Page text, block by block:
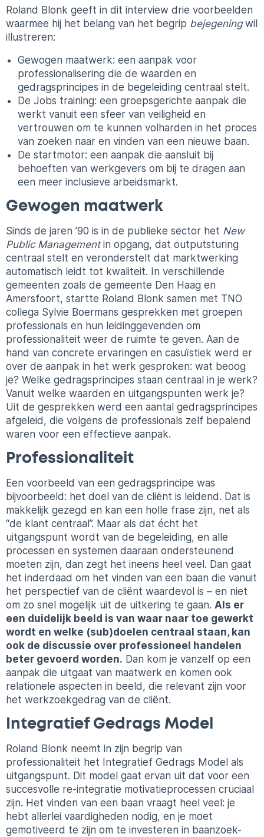
Roland Blonk geeft in dit interview drie voorbeelden
waarmee hij het belang van het begrip bejegeningwil
illustreren:
Gewogen maatwerk: een aanpak voor
professionalisering die de waarden en
gedragsprincipes in de begeleiding centraal stelt.
De Jobs training: een groepsgerichte aanpak die
werkt vanuit een sfeer van veiligheid en
vertrouwen om te kunnen volharden in het proces
van zoeken naar en vinden van een nieuwe baan.
De startmotor: een aanpak die aansluit bij
behoeften van werkgevers om bij te dragen aan
een meer inclusieve arbeidsmarkt.
Gewogen maatwerk
Sinds de jaren ’90 is in de publieke sector het New
Public Managementin opgang, dat outputsturing
centraal stelt en veronderstelt dat marktwerking
automatisch leidt tot kwaliteit. In verschillende
gemeenten zoals de gemeente Den Haag en
Amersfoort, startte Roland Blonk samen met TNO
collega Sylvie Boermans gesprekken met groepen
professionals en hun leidinggevenden om
professionaliteit weer de ruimte te geven. Aan de
hand van concrete ervaringen en casuïstiek werd er
over de aanpak in het werk gesproken: wat beoog
je? Welke gedragsprincipes staan centraal in je werk?
Vanuit welke waarden en uitgangspunten werk je?
Uit de gesprekken werd een aantal gedragsprincipes
afgeleid, die volgens de professionals zelf bepalend
waren voor een effectieve aanpak.
Professionaliteit
Een voorbeeld van een gedragsprincipe was
bijvoorbeeld: het doel van de cliënt is leidend. Dat is
makkelijk gezegd en kan een holle frase zijn, net als
“de klant centraal”. Maar als dat écht het
uitgangspunt wordt van de begeleiding, en alle
processen en systemen daaraan ondersteunend
moeten zijn, dan zegt het ineens heel veel. Dan gaat
het inderdaad om het vinden van een baan die vanuit
het perspectief van de cliënt waardevol is – en niet
om zo snel mogelijk uit de uitkering te gaan. Als er
een duidelijk beeld is van waar naar toe gewerkt
wordt en welke (sub)doelen centraal staan, kan
ook de discussie over professioneel handelen
beter gevoerd worden. Dan kom je vanzelf op een
aanpak die uitgaat van maatwerk en komen ook
relationele aspecten in beeld, die relevant zijn voor
het werkzoekgedrag van de cliënt.
Integratief Gedrags Model
Roland Blonk neemt in zijn begrip van
professionaliteit het Integratief Gedrags Model als
uitgangspunt. Dit model gaat ervan uit dat voor een
succesvolle re-integratie motivatieprocessen cruciaal
zijn. Het vinden van een baan vraagt heel veel: je
hebt allerlei vaardigheden nodig, en je moet
gemotiveerd te zijn om te investeren in baanzoek-